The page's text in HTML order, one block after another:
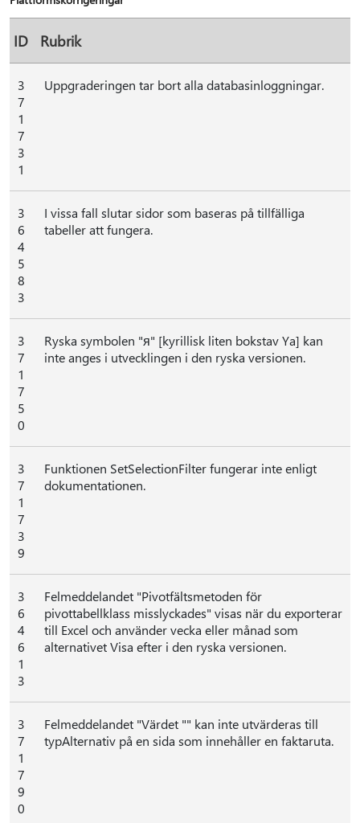
ID Rubrik
3
7
1
7
3
1
Uppgraderingen tar bort alla databasinloggningar.
3
6
4
5
8
3
I vissa fall slutar sidor som baseras på tillfälliga
tabeller att fungera.
3
7
1
7
5
0
Ryska symbolen "я" [kyrillisk liten bokstav Ya] kan
inte anges i utvecklingen i den ryska versionen.
3
7
1
7
3
9
Funktionen SetSelectionFilter fungerar inte enligt
dokumentationen.
3
6
4
6
1
3
Felmeddelandet "Pivotfältsmetoden för
pivottabellklass misslyckades" visas när du exporterar
till Excel och använder vecka eller månad som
alternativet Visa efter i den ryska versionen.
3
7
1
7
9
0
Felmeddelandet "Värdet "" kan inte utvärderas till
typAlternativ på en sida som innehåller en faktaruta.